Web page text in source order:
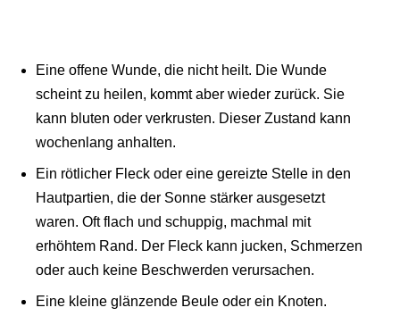
Eine offene Wunde, die nicht heilt. Die Wunde
scheint zu heilen, kommt aber wieder zurück. Sie
kann bluten oder verkrusten. Dieser Zustand kann
wochenlang anhalten.
Ein rötlicher Fleck oder eine gereizte Stelle in den
Hautpartien, die der Sonne stärker ausgesetzt
waren. Oft flach und schuppig, machmal mit
erhöhtem Rand. Der Fleck kann jucken, Schmerzen
oder auch keine Beschwerden verursachen.
Eine kleine glänzende Beule oder ein Knoten.